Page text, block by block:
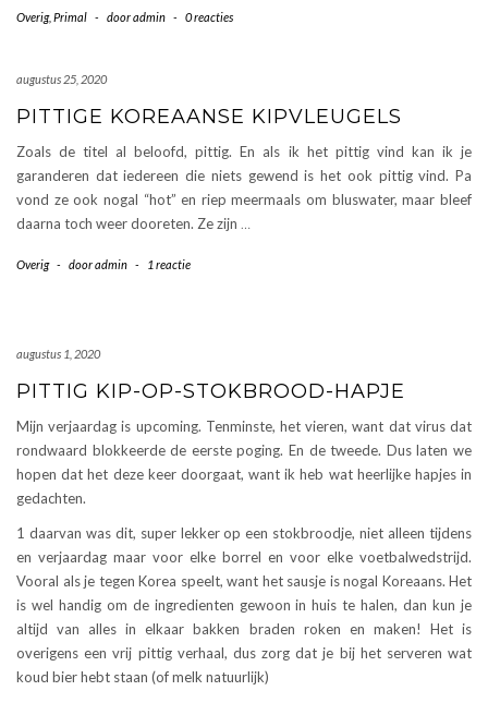
Overig, Primal - dooradmin - 0 reacties
augustus 25, 2020
PITTIGE KOREAANSE KIPVLEUGELS
Zoals de titel al beloofd, pittig. En als ik het pittig vind kan ik je
garanderen dat iedereen die niets gewend is het ook pittig vind. Pa
vond ze ook nogal “hot” en riep meermaals om bluswater, maar bleef
daarna toch weer dooreten. Ze zijn …
Overig - dooradmin - 1 reactie
augustus 1, 2020
PITTIG KIP-OP-STOKBROOD-HAPJE
Mijn verjaardag is upcoming. Tenminste, het vieren, want dat virus dat
rondwaard blokkeerde de eerste poging. En de tweede. Dus laten we
hopen dat het deze keer doorgaat, want ik heb wat heerlijke hapjes in
gedachten.
1 daarvan was dit, super lekker op een stokbroodje, niet alleen tijdens
en verjaardag maar voor elke borrel en voor elke voetbalwedstrijd.
Vooral als je tegen Korea speelt, want het sausje is nogal Koreaans. Het
is wel handig om de ingredienten gewoon in huis te halen, dan kun je
altijd van alles in elkaar bakken braden roken en maken! Het is
overigens een vrij pittig verhaal, dus zorg dat je bij het serveren wat
koud bier hebt staan (of melk natuurlijk)